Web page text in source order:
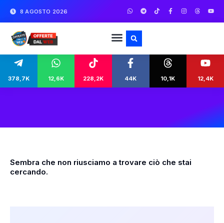
8 AGOSTO 2026
378,7K 12,6K 228,2K 44K 10,1K 12,4K
Sembra che non riusciamo a trovare ciò che stai
cercando.